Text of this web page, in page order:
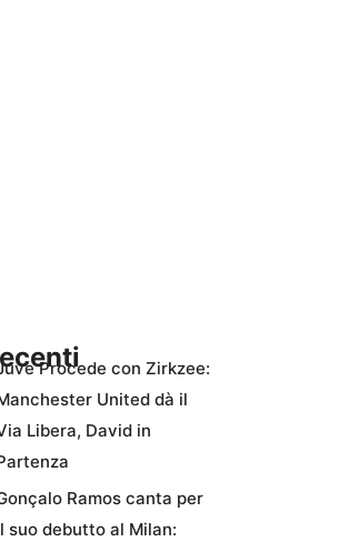
Procede con Zirkzee:
United dà il
Libera, David in
Ramos canta per
suo debutto al Milan: